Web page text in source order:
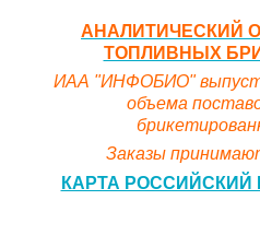
АНАЛИТИЧЕСКИЙ
ТОПЛИВНЫХ
ИАА "ИНФОБИО"
объема
Заказы
КАРТА РОССИЙСКИЙ